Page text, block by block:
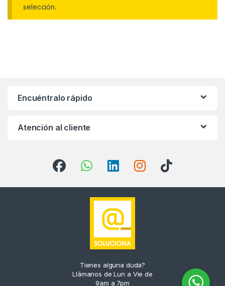
selección.
Encuéntralo rápido
Atención al cliente
Tienes alguna duda?
Llámanos de Lun a Vie de
9am a 7pm